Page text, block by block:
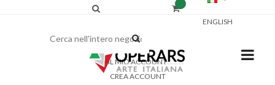
ENGLISH
IL MIO ACCOUNT
CREA ACCOUNT